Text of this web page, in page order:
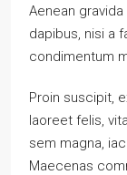
Aenean
dapibus, nisi a
condimentum
Proin suscipit,
laoreet felis,
sem magna,
Maecenas